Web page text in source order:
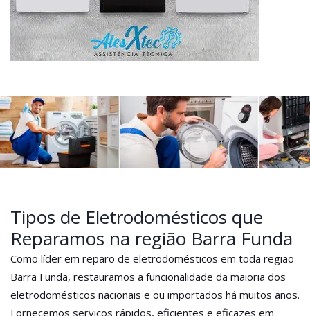
Tipos de Eletrodomésticos que
Reparamos na região Barra Funda
Como líder em reparo de eletrodomésticos em toda região
Barra Funda, restauramos a funcionalidade da maioria dos
eletrodomésticos nacionais e ou importados há muitos anos.
Fornecemos serviços rápidos, eficientes e eficazes em